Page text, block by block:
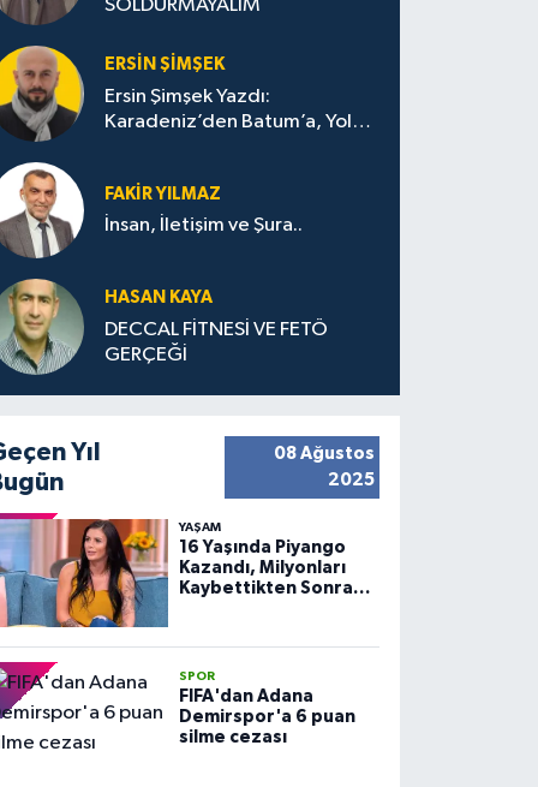
SOLDURMAYALIM
ERSIN ŞIMŞEK
Ersin Şimşek Yazdı:
Karadeniz’den Batum’a, Yolun
FAKIR YILMAZ
İnsan, İletişim ve Şura..
HASAN KAYA
DECCAL FİTNESİ VE FETÖ
GERÇEĞİ
Yıl
08 Ağustos
2025
YAŞAM
16 Yaşında Piyango
Kazandı, Milyonları
Kaybettikten Sonra
SPOR
FIFA'dan Adana
Demirspor'a 6 puan
silme cezası